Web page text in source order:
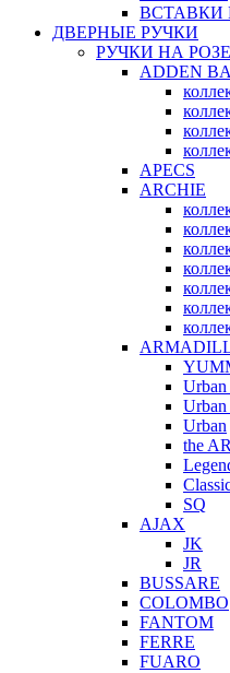
ВСТАВКИ
ДВЕРНЫЕ РУЧКИ
РУЧКИ НА
ADDEN
APECS
ARCHIE
Urban
the
SQ
AJAX
JK
JR
BUSSARE
COLOMBO
FANTOM
FERRE
FUARO